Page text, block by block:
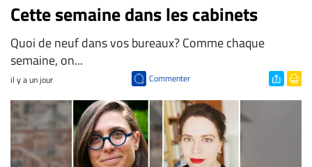
Cette semaine dans les cabinets
Quoi de neuf dans vos bureaux? Comme chaque
semaine, on...
il y a un jour Commenter